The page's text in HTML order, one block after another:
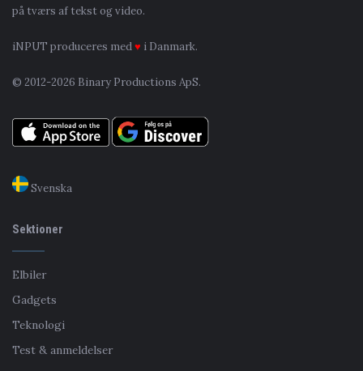
på tværs af tekst og video.
iNPUT produceres med♥ i Danmark.
© 2012-2026 Binary Productions ApS.
Svenska
Sektioner
Elbiler
Gadgets
Teknologi
Test & anmeldelser